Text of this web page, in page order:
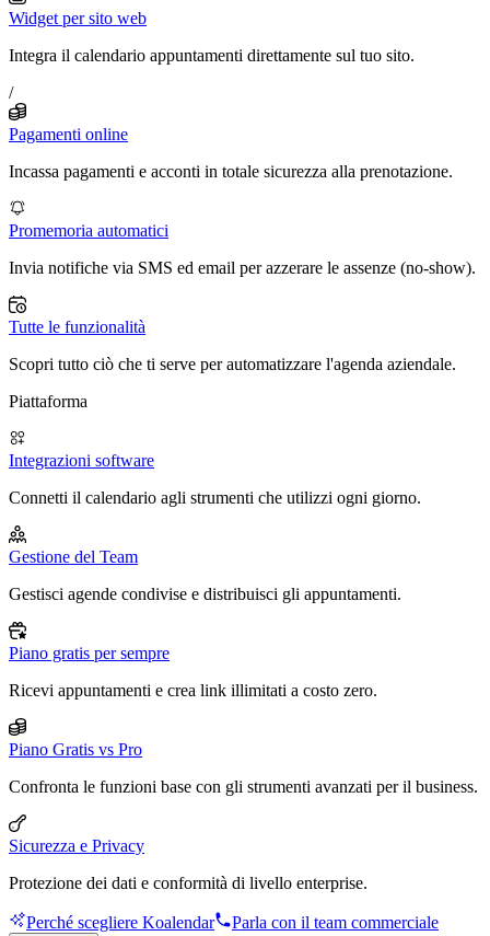
Widget per sito web
Integra il calendario appuntamenti direttamente sul tuo sito.
/
Pagamenti online
Incassa pagamenti e acconti in totale sicurezza alla prenotazione.
Promemoria automatici
Invia notifiche via SMS ed email per azzerare le assenze (no-show).
Tutte le funzionalità
Scopri tutto ciò che ti serve per automatizzare l'agenda aziendale.
Piattaforma
Integrazioni software
Connetti il calendario agli strumenti che utilizzi ogni giorno.
Gestione del Team
Gestisci agende condivise e distribuisci gli appuntamenti.
Piano gratis per sempre
Ricevi appuntamenti e crea link illimitati a costo zero.
Piano Gratis vs Pro
Confronta le funzioni base con gli strumenti avanzati per il business.
Sicurezza e Privacy
Protezione dei dati e conformità di livello enterprise.
Perché scegliere Koalendar Parla con il team commerciale